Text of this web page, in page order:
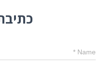
Name
*